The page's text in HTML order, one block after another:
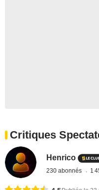
Critiques
Henrico
230 abonnés 1